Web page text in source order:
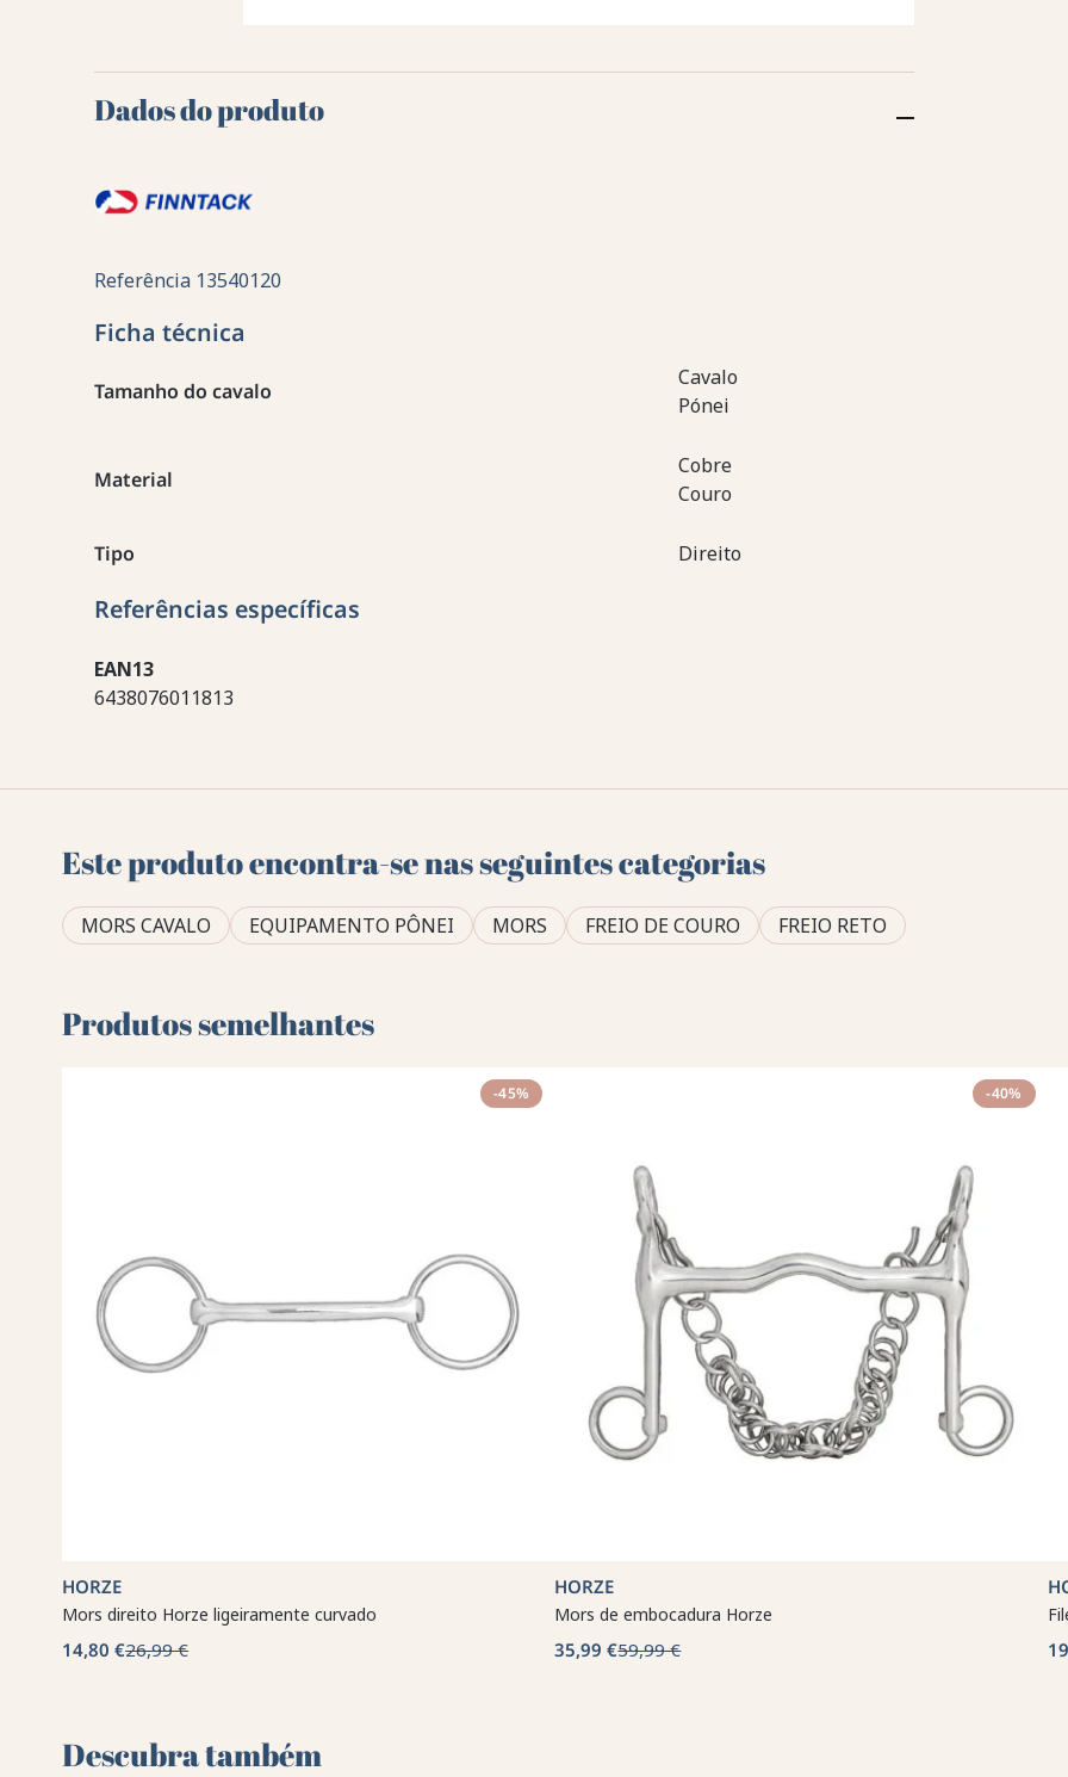
Dados do produto
Referência 13540120
Ficha técnica
Tamanho do cavalo
Cavalo
Pónei
Material
Cobre
Couro
Tipo Direito
Referências específicas
EAN13
6438076011813
Este produto encontra-se nas seguintes categorias
MORS CAVALO EQUIPAMENTO PÔNEI MORS FREIO DE COURO FREIO RETO
Produtos semelhantes
-45%
HORZE
Mors direito Horze ligeiramente curvado
14,80 €26,99 €
-40%
HORZE
Mors de embocadura Horze
35,99 €59,99 €
Descubra também 🌻